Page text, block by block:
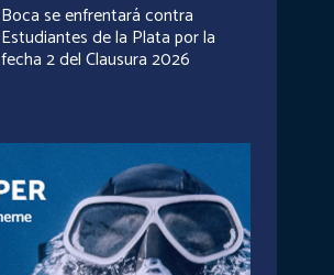
Boca se enfrentará contra
Estudiantes de la Plata por la
fecha 2 del Clausura 2026